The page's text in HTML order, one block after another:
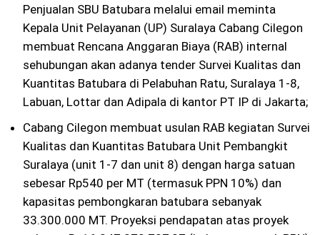
Penjualan SBU Batubara melalui email meminta
Kepala Unit Pelayanan (UP) Suralaya Cabang Cilegon
membuat Rencana Anggaran Biaya (RAB) internal
sehubungan akan adanya tender Survei Kualitas dan
Kuantitas Batubara di Pelabuhan Ratu, Suralaya 1-8,
Labuan, Lottar dan Adipala di kantor PT IP di Jakarta;
Cabang Cilegon membuat usulan RAB kegiatan Survei
Kualitas dan Kuantitas Batubara Unit Pembangkit
Suralaya (unit 1-7 dan unit 8) dengan harga satuan
sebesar Rp540 per MT (termasuk PPN 10%) dan
kapasitas pembongkaran batubara sebanyak
33.300.000 MT. Proyeksi pendapatan atas proyek